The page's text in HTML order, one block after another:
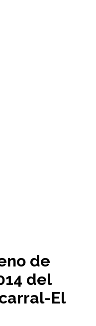
de
del
El